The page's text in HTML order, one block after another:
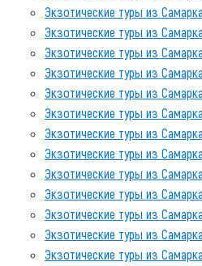
Экзотические туры из
Экзотические туры из
Экзотические туры из
Экзотические туры из
Экзотические туры из
Экзотические туры из
Экзотические туры из
Экзотические туры из
Экзотические туры из
Экзотические туры из
Экзотические туры из
Экзотические туры из
Экзотические туры из